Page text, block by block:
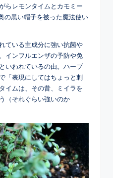
らレモンタイムとカモミー
の黒い帽子を被った魔法使い
ている主成分に強い抗菌や
インフルエンザの予防や免
いわれているの由。ハーブ
「表現にしてはちょっと刺
イムは、その昔、ミイラを
（それぐらい強いのか